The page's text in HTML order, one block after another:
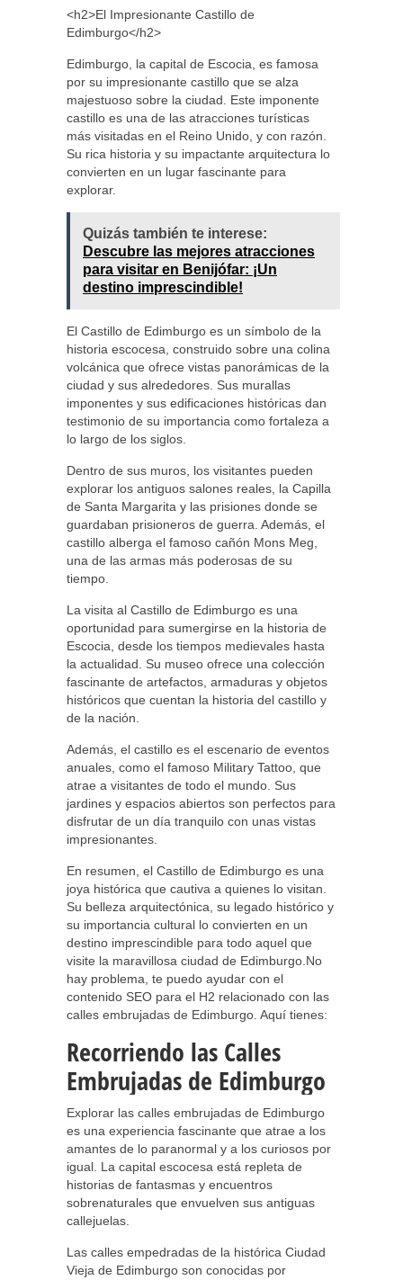
<h2>El Impresionante Castillo de
Edimburgo</h2>
Edimburgo, la capital de Escocia, es famosa
por su impresionante castillo que se alza
majestuoso sobre la ciudad. Este imponente
castillo es una de las atracciones turísticas
más visitadas en el Reino Unido, y con razón.
Su rica historia y su impactante arquitectura lo
convierten en un lugar fascinante para
explorar.
Quizás también te interese:
Descubre las mejores atracciones
para visitar en Benijófar: ¡Un
destino imprescindible!
El Castillo de Edimburgo es un símbolo de la
historia escocesa, construido sobre una colina
volcánica que ofrece vistas panorámicas de la
ciudad y sus alrededores. Sus murallas
imponentes y sus edificaciones históricas dan
testimonio de su importancia como fortaleza a
lo largo de los siglos.
Dentro de sus muros, los visitantes pueden
explorar los antiguos salones reales, la Capilla
de Santa Margarita y las prisiones donde se
guardaban prisioneros de guerra. Además, el
castillo alberga el famoso cañón Mons Meg,
una de las armas más poderosas de su
tiempo.
La visita al Castillo de Edimburgo es una
oportunidad para sumergirse en la historia de
Escocia, desde los tiempos medievales hasta
la actualidad. Su museo ofrece una colección
fascinante de artefactos, armaduras y objetos
históricos que cuentan la historia del castillo y
de la nación.
Además, el castillo es el escenario de eventos
anuales, como el famoso Military Tattoo, que
atrae a visitantes de todo el mundo. Sus
jardines y espacios abiertos son perfectos para
disfrutar de un día tranquilo con unas vistas
impresionantes.
En resumen, el Castillo de Edimburgo es una
joya histórica que cautiva a quienes lo visitan.
Su belleza arquitectónica, su legado histórico y
su importancia cultural lo convierten en un
destino imprescindible para todo aquel que
visite la maravillosa ciudad de Edimburgo.No
hay problema, te puedo ayudar con el
contenido SEO para el H2 relacionado con las
calles embrujadas de Edimburgo. Aquí tienes:
Recorriendo las Calles
Embrujadas de Edimburgo
Explorar las calles embrujadas de Edimburgo
es una experiencia fascinante que atrae a los
amantes de lo paranormal y a los curiosos por
igual. La capital escocesa está repleta de
historias de fantasmas y encuentros
sobrenaturales que envuelven sus antiguas
callejuelas.
Las calles empedradas de la histórica Ciudad
Vieja de Edimburgo son conocidas por